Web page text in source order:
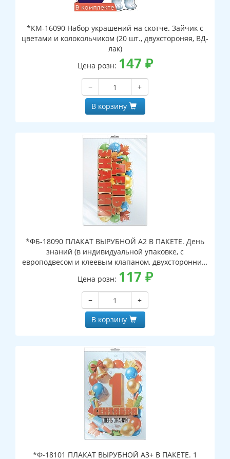
*КМ-16090 Набор украшений на скотче. Зайчик с
цветами и колокольчиком (20 шт., двухстороняя, ВД-
лак)
Цена розн: 147 ₽
−
+
В корзину
*ФБ-18090 ПЛАКАТ ВЫРУБНОЙ А2 В ПАКЕТЕ. День
знаний (в индивидуальной упаковке, с
европодвесом и клеевым клапаном, двухсторонний,
ВД-лак)
Цена розн: 117 ₽
−
+
В корзину
*Ф-18101 ПЛАКАТ ВЫРУБНОЙ А3+ В ПАКЕТЕ. 1